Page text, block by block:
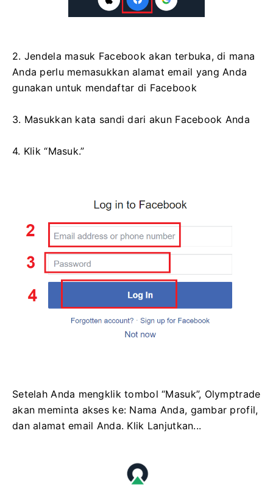
2. Jendela masuk Facebook akan terbuka, di mana
Anda perlu memasukkan alamat email yang Anda
gunakan untuk mendaftar di Facebook
3. Masukkan kata sandi dari akun Facebook Anda
4. Klik “Masuk.”
Setelah Anda mengklik tombol “Masuk”, Olymptrade
akan meminta akses ke: Nama Anda, gambar profil,
dan alamat email Anda. Klik Lanjutkan...